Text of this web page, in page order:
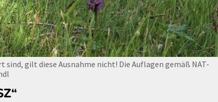
sind, gilt diese Ausnahme nicht! Die Auflagen gemäß NAT-